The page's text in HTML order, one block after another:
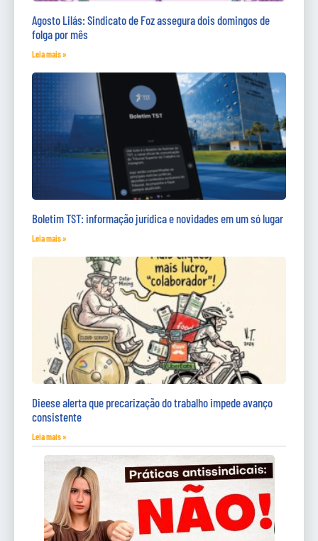
Agosto Lilás: Sindicato de Foz assegura dois domingos de
folga por mês
Leia mais »
Boletim TST: informação jurídica e novidades em um só lugar
Leia mais »
Dieese alerta que precarização do trabalho impede avanço
consistente
Leia mais »